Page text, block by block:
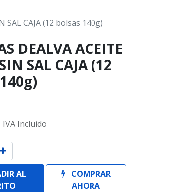
SAL CAJA (12 bolsas 140g)
DEALVA ACEITE
SAL CAJA (12
IVA Incluido
AL
COMPRAR
AHORA